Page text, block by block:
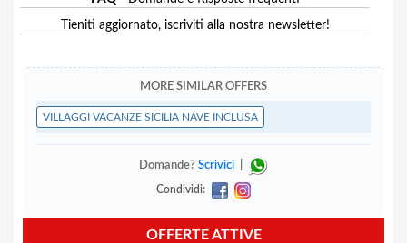
Tieniti aggiornato, iscriviti alla nostra newsletter!
MORE SIMILAR OFFERS
VILLAGGI VACANZE SICILIA NAVE INCLUSA
Domande? Scrivici
Condividi:
OFFERTE ATTIVE